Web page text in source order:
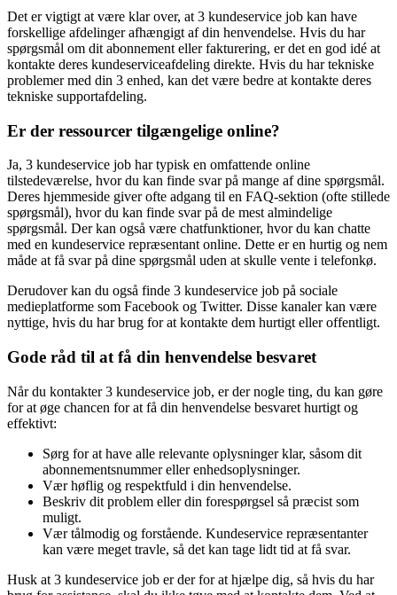
Det er vigtigt at være klar over, at 3 kundeservice job kan have
forskellige afdelinger afhængigt af din henvendelse. Hvis du har
spørgsmål om dit abonnement eller fakturering, er det en god idé at
kontakte deres kundeserviceafdeling direkte. Hvis du har tekniske
problemer med din 3 enhed, kan det være bedre at kontakte deres
tekniske supportafdeling.
Er der ressourcer tilgængelige online?
Ja, 3 kundeservice job har typisk en omfattende online
tilstedeværelse, hvor du kan finde svar på mange af dine spørgsmål.
Deres hjemmeside giver ofte adgang til en FAQ-sektion (ofte stillede
spørgsmål), hvor du kan finde svar på de mest almindelige
spørgsmål. Der kan også være chatfunktioner, hvor du kan chatte
med en kundeservice repræsentant online. Dette er en hurtig og nem
måde at få svar på dine spørgsmål uden at skulle vente i telefonkø.
Derudover kan du også finde 3 kundeservice job på sociale
medieplatforme som Facebook og Twitter. Disse kanaler kan være
nyttige, hvis du har brug for at kontakte dem hurtigt eller offentligt.
Gode råd til at få din henvendelse besvaret
Når du kontakter 3 kundeservice job, er der nogle ting, du kan gøre
for at øge chancen for at få din henvendelse besvaret hurtigt og
effektivt:
Sørg for at have alle relevante oplysninger klar, såsom dit
abonnementsnummer eller enhedsoplysninger.
Vær høflig og respektfuld i din henvendelse.
Beskriv dit problem eller din forespørgsel så præcist som
muligt.
Vær tålmodig og forstående. Kundeservice repræsentanter
kan være meget travle, så det kan tage lidt tid at få svar.
Husk at 3 kundeservice job er der for at hjælpe dig, så hvis du har